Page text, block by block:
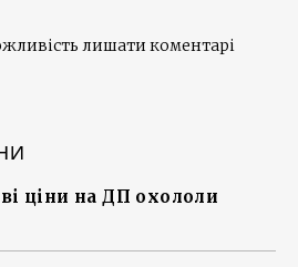
лишати коментарі
ціни на ДП охололи